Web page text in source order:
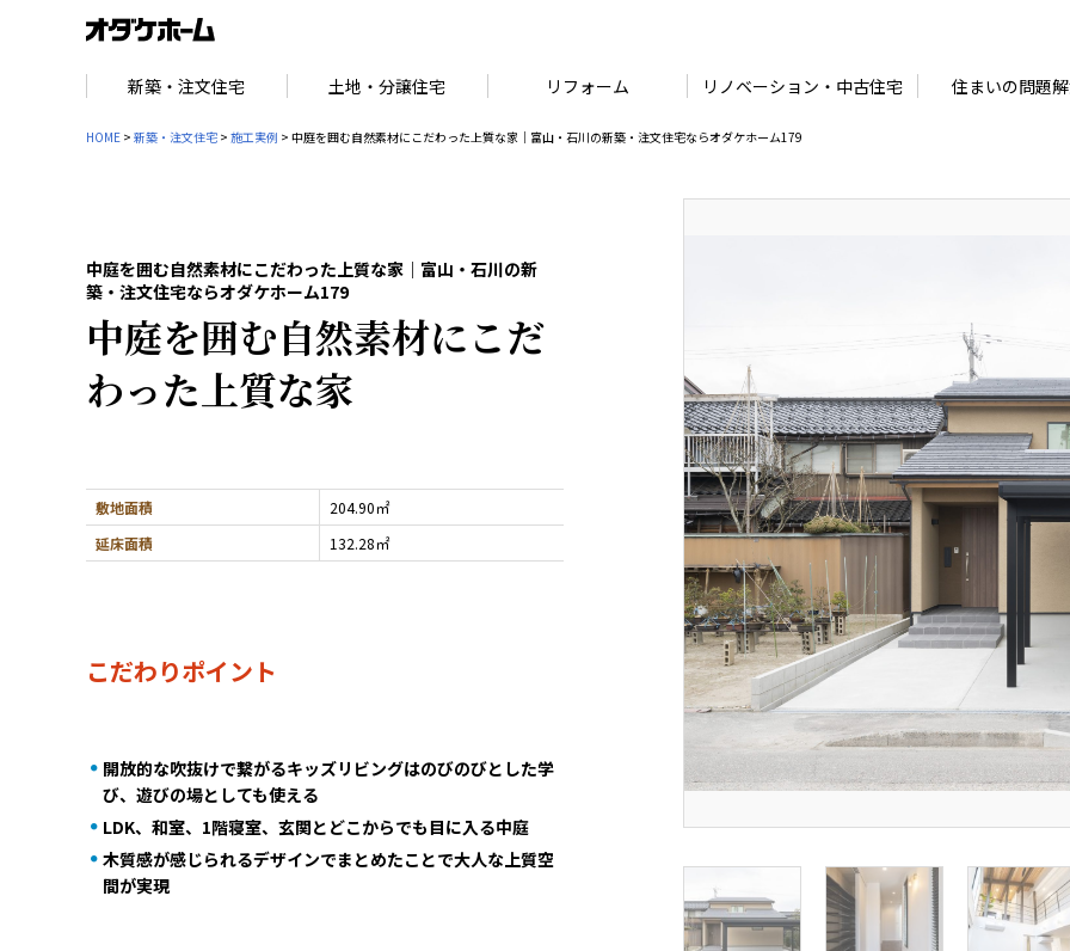
新築・注文住宅 土地・分譲住宅 リフォーム リノベーション・中古住宅 住まいの問題
HOME > 新築・注文住宅 > 施工実例 > 中庭を囲む自然素材にこだわった上質な家｜富山・石川の新築・注文住宅ならオダケホーム179
中庭を囲む自然素材にこだわった上質な家｜富山・石川の新
築・注文住宅ならオダケホーム179
中庭を囲む自然素材にこだ
わった上質な家
敷地面積
204.90㎡
延床面積
132.28㎡
こだわりポイント
開放的な吹抜けで繋がるキッズリビングはのびのびとした学
び、遊びの場としても使える
LDK、和室、1階寝室、玄関とどこからでも目に入る中庭
木質感が感じられるデザインでまとめたことで大人な上質空
間が実現